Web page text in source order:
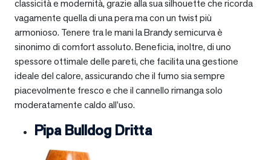
classicità e modernità, grazie alla sua silhouette che ricorda
vagamente quella di una pera ma con un twist più
armonioso. Tenere tra le mani la Brandy semicurva è
sinonimo di comfort assoluto. Beneficia, inoltre, di uno
spessore ottimale delle pareti, che facilita una gestione
ideale del calore, assicurando che il fumo sia sempre
piacevolmente fresco e che il cannello rimanga solo
moderatamente caldo all’uso.
Pipa Bulldog Dritta